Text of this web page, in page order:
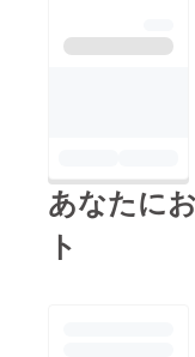
ジオを知
りました
録と宅録
水・お水
ぺいとう
あなたに
ト